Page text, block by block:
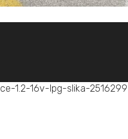
1.2-16v-lpg-slika-